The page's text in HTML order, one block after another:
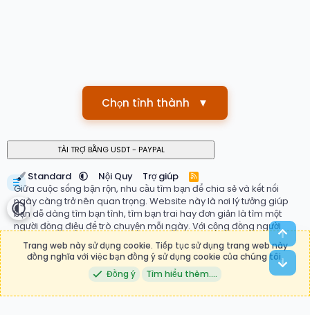
Chọn tỉnh thành ▼
Standard Nội Quy Trợ giúp
R
S
S
Giữa cuộc sống bận rộn, nhu cầu tìm bạn để chia sẻ và kết nối
ngày càng trở nên quan trọng. Website này là nơi lý tưởng giúp
bạn dễ dàng tìm bạn tình, tìm bạn trai hay đơn giản là tìm một
người đồng điệu để trò chuyện mỗi ngày. Với cộng đồng người
dùng đa dạng, hệ thống ghép đôi thông minh và giao diện thân
thiện, bạn có thể nhanh chóng tìm thấy mối quan hệ phù hợp với
mong muốn của mình. Đừng ngần ngại bắt đầu hành trình kết nối
ngay hôm nay tại tìm bạn, nơi những mối duyên mới bắt đầu.
Trang web này sử dụng cookie. Tiếp tục sử dụng trang web này
đồng nghĩa với việc bạn đồng ý sử dụng cookie của chúng tôi.
Đồng ý
Tìm hiểu thêm.…
Top
☰